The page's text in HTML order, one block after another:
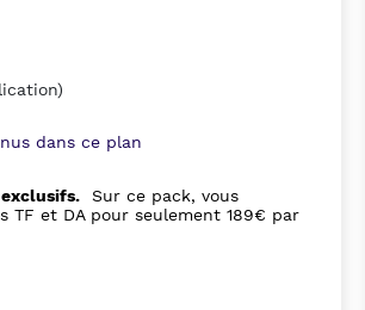
dans ce plan
Sur ce pack, vous
TF et DA pour seulement 189€ par